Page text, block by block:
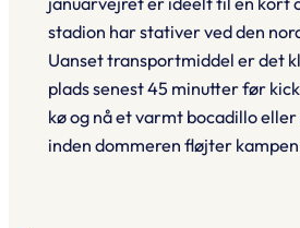
stadion har stativer ved den
Uanset transportmiddel er det
plads senest 45 minutter før
kø og nå et varmt bocadilloeller
inden dommeren fløjter